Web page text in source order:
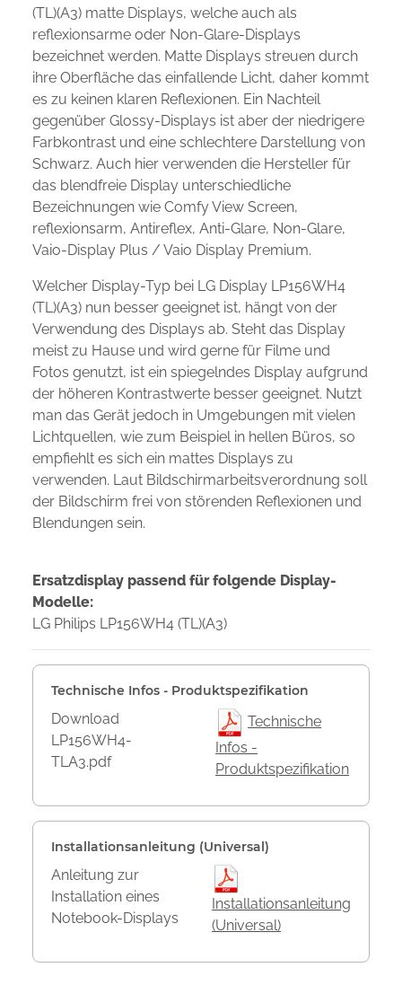
(TL)(A3) matte Displays, welche auch als
reflexionsarme oder Non-Glare-Displays
bezeichnet werden. Matte Displays streuen durch
ihre Oberfläche das einfallende Licht, daher kommt
es zu keinen klaren Reflexionen. Ein Nachteil
gegenüber Glossy-Displays ist aber der niedrigere
Farbkontrast und eine schlechtere Darstellung von
Schwarz. Auch hier verwenden die Hersteller für
das blendfreie Display unterschiedliche
Bezeichnungen wie Comfy View Screen,
reflexionsarm, Antireflex, Anti-Glare, Non-Glare,
Vaio-Display Plus / Vaio Display Premium.
Welcher Display-Typ bei LG Display LP156WH4
(TL)(A3) nun besser geeignet ist, hängt von der
Verwendung des Displays ab. Steht das Display
meist zu Hause und wird gerne für Filme und
Fotos genutzt, ist ein spiegelndes Display aufgrund
der höheren Kontrastwerte besser geeignet. Nutzt
man das Gerät jedoch in Umgebungen mit vielen
Lichtquellen, wie zum Beispiel in hellen Büros, so
empfiehlt es sich ein mattes Displays zu
verwenden. Laut Bildschirmarbeitsverordnung soll
der Bildschirm frei von störenden Reflexionen und
Blendungen sein.
Ersatzdisplay passend für folgende Display-
Modelle:
LG Philips LP156WH4 (TL)(A3)
Technische Infos - Produktspezifikation
Download
LP156WH4-
TLA3.pdf
Technische
Infos -
Produktspezifikation
Installationsanleitung (Universal)
Anleitung zur
Installation eines
Notebook-Displays
Installationsanleitung
(Universal)